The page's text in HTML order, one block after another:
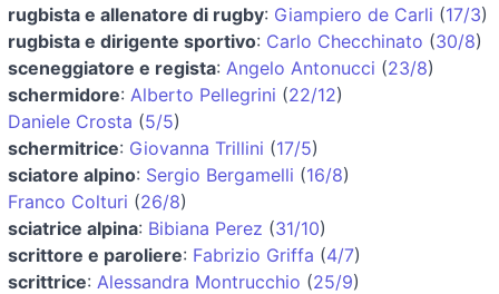
rugbista e allenatore di rugby: Giampiero de Carli (17/3)
rugbista e dirigente sportivo: Carlo Checchinato (30/8)
sceneggiatore e regista: Angelo Antonucci (23/8)
schermidore: Alberto Pellegrini (22/12)
Daniele Crosta (5/5)
schermitrice: Giovanna Trillini (17/5)
sciatore alpino: Sergio Bergamelli (16/8)
Franco Colturi (26/8)
sciatrice alpina: Bibiana Perez (31/10)
scrittore e paroliere: Fabrizio Griffa (4/7)
scrittrice: Alessandra Montrucchio (25/9)